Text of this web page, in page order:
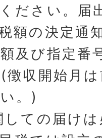
ださい。届
額の決定通
及び指定番
徴収開始月
。)
しての届け